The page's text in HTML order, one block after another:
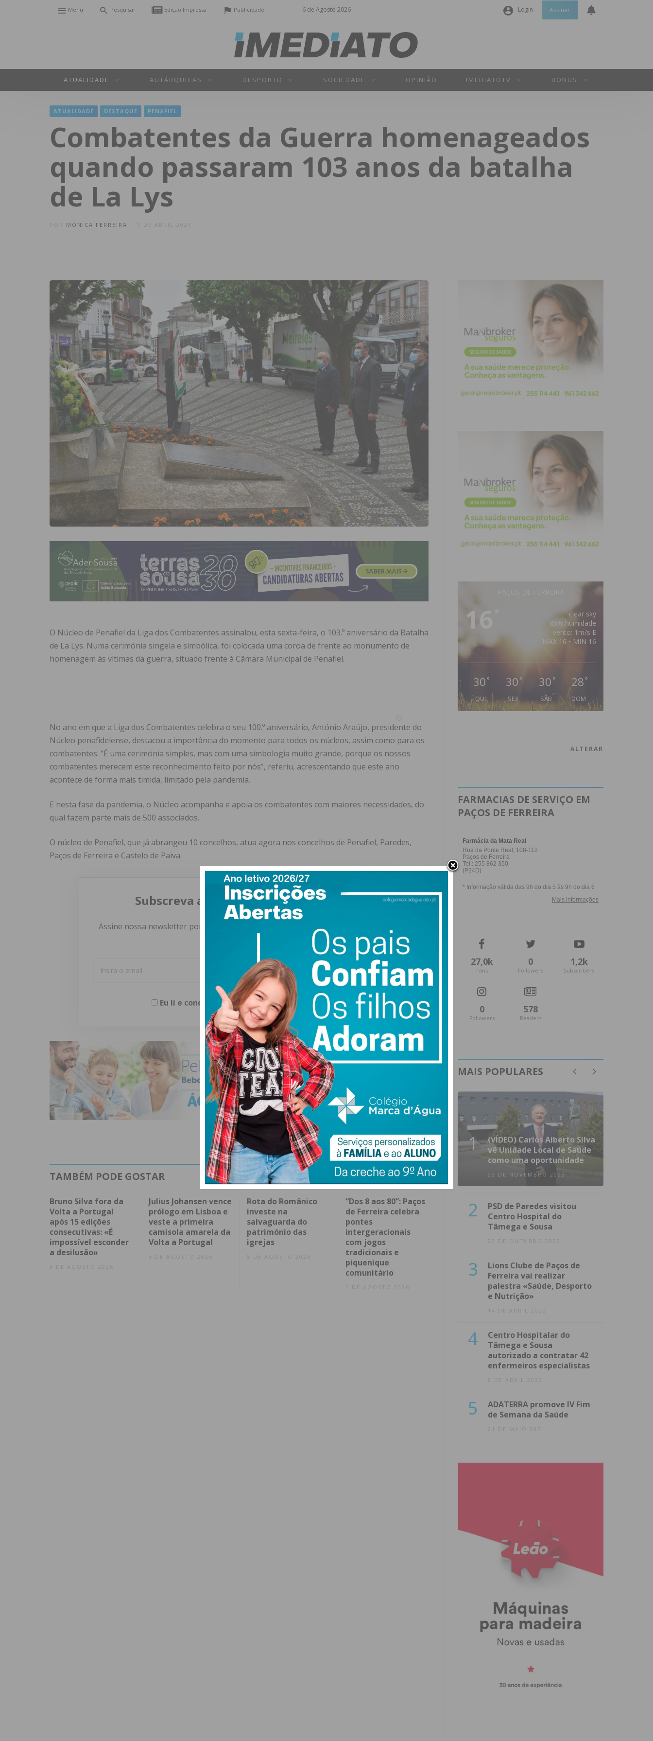
6 de Agosto 2026
Menu Pesquisar Edição Impressa Publicidade Login
Senha
INICIAR SESSÃO
Perdeu a sua senha?
Assinar
ATUALIDADE AUTÁRQUICAS DESPORTO SOCIEDADE OPINIÃO IMEDIATOTV BÓNUS
ATUALIDADE DESTAQUE PENAFIEL
Combatentes da Guerra homenageados
quando passaram 103 anos da batalha
de La Lys
MÓNICA FERREIRA 9 DE ABRIL 2021
O Núcleo de Penafiel da Liga dos Combatentes assinalou, esta sexta-feira, o 103.º aniversário da Batalha
de La Lys. Numa cerimónia singela e simbólica, foi colocada uma coroa de frente ao monumento de
homenagem às vítimas da guerra, situado frente à Câmara Municipal de Penafiel.
No ano em que a Liga dos Combatentes celebra o seu 100.º aniversário, António Araújo, presidente do
Núcleo penafidelense, destacou a importância do momento para todos os núcleos, assim como para os
combatentes. “É uma cerimónia simples, mas com uma simbologia muito grande, porque os nossos
combatentes merecem este reconhecimento feito por nós”, referiu, acrescentando que este ano
acontece de forma mais tímida, limitado pela pandemia.
E nesta fase da pandemia, o Núcleo acompanha e apoia os combatentes com maiores necessidades, do
qual fazem parte mais de 500 associados.
O núcleo de Penafiel, que já abrangeu 10 concelhos, atua agora nos concelhos de Penafiel, Paredes,
Paços de Ferreira e Castelo de Paiva.
Subscreva a newsletter do Imediato
Assine nossa newsletter por e-mail e obtenha de forma regular a informação
Eu li e concordo com ostermos e condições
TAMBÉM PODE GOSTAR
Bruno Silva fora da
Volta a Portugal
após 15 edições
consecutivas: «É
impossível esconder
a desilusão»
6 DE AGOSTO 2026
Julius Johansen vence
prólogo em Lisboa e
veste a primeira
camisola amarela da
Volta a Portugal
5 DE AGOSTO 2026
Rota do Românico
investe na
salvaguarda do
património das
igrejas
5 DE AGOSTO 2026
“Dos 8 aos 80”: Paços
de Ferreira celebra
pontes
intergeracionais
com jogos
tradicionais e
piquenique
comunitário
5 DE AGOSTO 2026
16
clear sky
85% humidade
vento: 1m/s E
MAX 16 • MIN 16
30 °
QUI
30 °
SEX
30 °
SÁB
28 °
DOM
ALTERAR
FARMACIAS DE SERVIÇO EM
PAÇOS DE FERREIRA
27,0k
Fans
0
Followers
1,2k
Subscribers
0
Followers
578
Readers
MAIS POPULARES
1
(VÍDEO) Carlos Alberto Silva
vê Unidade Local de Saúde
como uma oportunidade
23 DE NOVEMBRO 2023
2
PSD de Paredes visitou
Centro Hospital do
Tâmega e Sousa
23 DE OUTUBRO 2023
3
Lions Clube de Paços de
Ferreira vai realizar
palestra «Saúde, Desporto
e Nutrição»
14 DE ABRIL 2022
4
Centro Hospitalar do
Tâmega e Sousa
autorizado a contratar 42
enfermeiros especialistas
8 DE ABRIL 2022
5
ADATERRA promove IV Fim
de Semana da Saúde
21 DE MAIO 2021